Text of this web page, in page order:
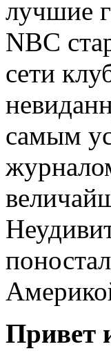
лучшие
NBC
сети
самым
Привет